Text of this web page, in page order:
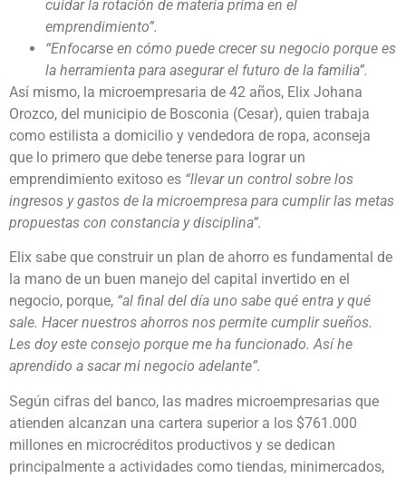
cuidar la rotación de materia prima en el
emprendimiento”.
“Enfocarse en cómo puede crecer su negocio porque es
la herramienta para asegurar el futuro de la familia”.
Así mismo, la microempresaria de 42 años, Elix Johana
Orozco, del municipio de Bosconia (Cesar), quien trabaja
como estilista a domicilio y vendedora de ropa, aconseja
que lo primero que debe tenerse para lograr un
emprendimiento exitoso es “llevar un control sobre los
ingresos y gastos de la microempresa para cumplir las metas
propuestas con constancia y disciplina”.
Elix sabe que construir un plan de ahorro es fundamental de
la mano de un buen manejo del capital invertido en el
negocio, porque, “al final del día uno sabe qué entra y qué
sale. Hacer nuestros ahorros nos permite cumplir sueños.
Les doy este consejo porque me ha funcionado. Así he
aprendido a sacar mi negocio adelante”.
Según cifras del banco, las madres microempresarias que
atienden alcanzan una cartera superior a los $761.000
millones en microcréditos productivos y se dedican
principalmente a actividades como tiendas, minimercados,